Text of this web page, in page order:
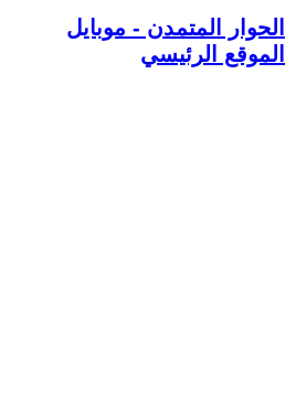
الحوار المتمدن - موبايل
الموقع الرئيسي